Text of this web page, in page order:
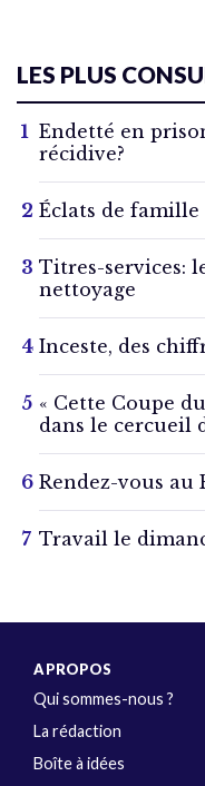
LES PLUS
Endetté en
récidive?
Éclats de famille
Titres-services:
nettoyage
Inceste, des
« Cette Coupe
dans le cercueil
Rendez-vous au
Travail le
A PROPOS
Qui sommes-nous ?
La rédaction
Boîte à idées